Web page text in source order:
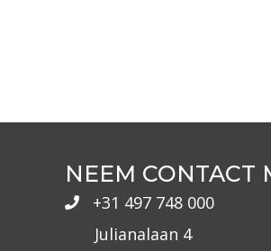
NEEM CONTACT
+31 497 748 000
Julianalaan 4